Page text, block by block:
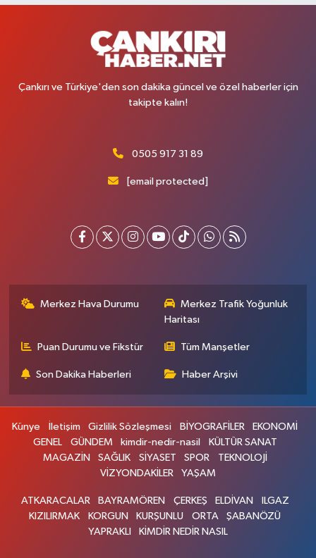
Çankırı ve Türkiye'den son dakika güncel ve özel haberler için
takipte kalın!
0505 917 31 89
[email protected]
Merkez Hava Durumu
Merkez Trafik Yoğunluk
Haritası
Puan Durumu ve Fikstür Tüm Manşetler
Son Dakika Haberleri Haber Arşivi
Künye İletişim Gizlilik Sözleşmesi BİYOGRAFİLER
EKONOMİ
GENEL
GÜNDEM kimdir-nedir-nasil
KÜLTÜR SANAT
MAGAZİN
SAĞLIK SİYASET SPOR
TEKNOLOJİ
VİZYONDAKİLER
YAŞAM
ATKARACALAR BAYRAMÖREN ÇERKEŞ ELDİVAN
ILGAZ
KIZILIRMAK
KORGUN KURŞUNLU ORTA
ŞABANÖZÜ
YAPRAKLI
KİMDİR NEDİR NASIL